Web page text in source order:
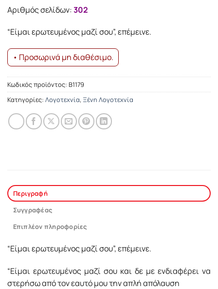
Αριθμός σελίδων:302
“Είμαι ερωτευμένος μαζί σου”, επέμεινε.
• Προσωρινά μη διαθέσιμο.
Κωδικός προϊόντος: Β1179
Κατηγορίες: Λογοτεχνία, Ξένη Λογοτεχνία
Περιγραφή
Συγγραφέας
Επιπλέον πληροφορίες
“Είμαι ερωτευμένος μαζί σου”, επέμεινε.
“Είμαι ερωτευμένος μαζί σου και δε με ενδιαφέρει να
στερήσω από τον εαυτό μου την απλή απόλαυση